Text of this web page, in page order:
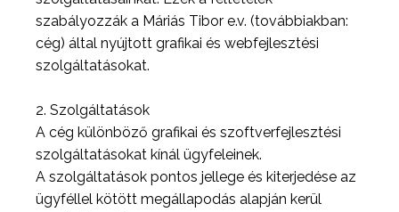
szabályozzák a Máriás Tibor e.v. (továbbiakban:
cég) által nyújtott grafikai és webfejlesztési
szolgáltatásokat.
2. Szolgáltatások
A cég különböző grafikai és szoftverfejlesztési
szolgáltatásokat kínál ügyfeleinek.
A szolgáltatások pontos jellege és kiterjedése az
ügyféllel kötött megállapodás alapján kerül